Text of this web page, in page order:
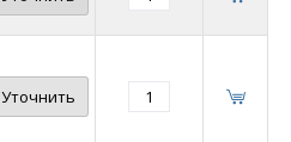
Уточнить